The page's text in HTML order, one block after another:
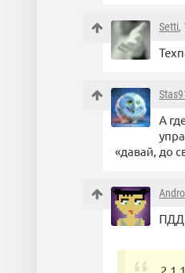
Setti,
А
«давай, до
ПДД
2.1.1